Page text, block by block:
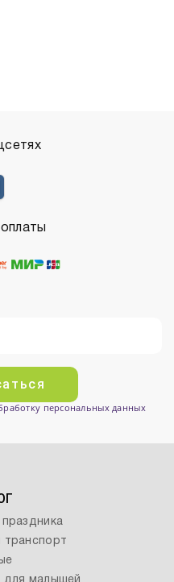
персональных данных
транспорт